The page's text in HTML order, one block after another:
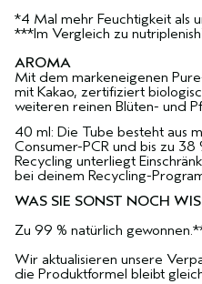
*4 Mal mehr Feuchtigkeit als
***Im Vergleich zu
AROMA
Mit dem markeneigenen
mit Kakao, zertifiziert
weiteren reinen Blüten- und
40 ml: Die Tube besteht aus
Consumer-PCR und bis zu 38
Recycling unterliegt
bei deinem Recycling-
WAS SIE SONST NOCH
Zu 99 % natürlich
Wir aktualisieren unsere
die Produktformel bleibt